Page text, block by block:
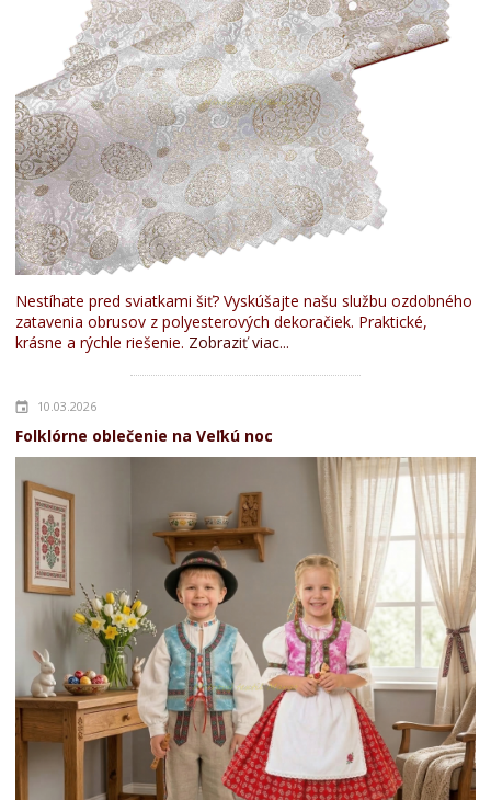
Nestíhate pred sviatkami šiť? Vyskúšajte našu službu ozdobného
zatavenia obrusov z polyesterových dekoračiek. Praktické,
krásne a rýchle riešenie. Zobraziť viac...
10.03.2026
Folklórne oblečenie na Veľkú noc